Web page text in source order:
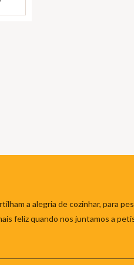
a alegria de cozinhar, para
feliz quando nos juntamos a